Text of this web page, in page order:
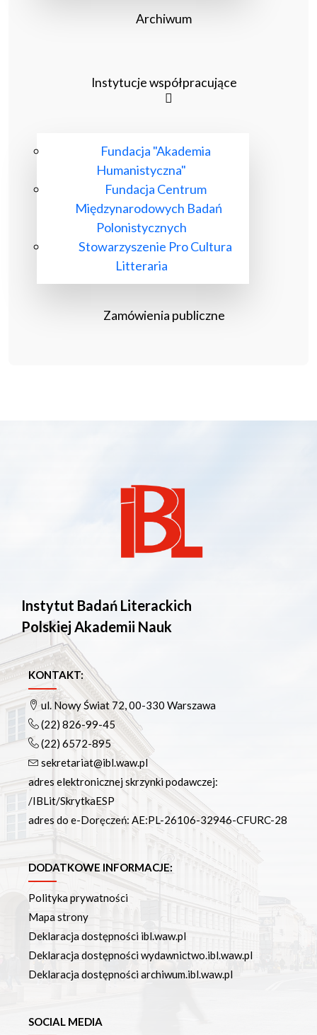
Archiwum
Instytucje współpracujące
Fundacja "Akademia
Humanistyczna"
Fundacja Centrum
Międzynarodowych Badań
Polonistycznych
Stowarzyszenie Pro Cultura
Litteraria
Zamówienia publiczne
Instytut Badań Literackich
Polskiej Akademii Nauk
KONTAKT:
ul. Nowy Świat 72, 00-330 Warszawa
(22) 826-99-45
(22) 6572-895
sekretariat@ibl.waw.pl
adres elektronicznej skrzynki podawczej:
/IBLit/SkrytkaESP
adres do e-Doręczeń: AE:PL-26106-32946-CFURC-28
DODATKOWE INFORMACJE:
Polityka prywatności
Mapa strony
Deklaracja dostępności ibl.waw.pl
Deklaracja dostępności wydawnictwo.ibl.waw.pl
Deklaracja dostępności archiwum.ibl.waw.pl
SOCIAL MEDIA